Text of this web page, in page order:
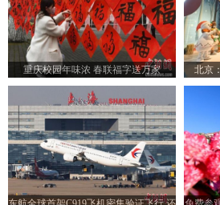
重庆校园年味浓 春联福字送万家 北京